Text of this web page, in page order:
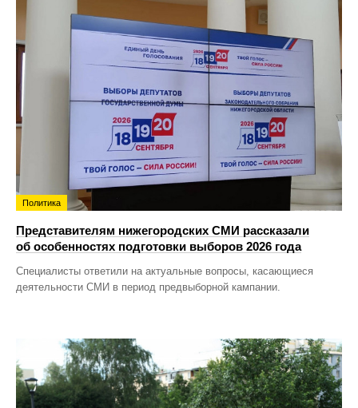
Политика
Представителям нижегородских СМИ рассказали
об особенностях подготовки выборов 2026 года
Специалисты ответили на актуальные вопросы, касающиеся
деятельности СМИ в период предвыборной кампании.